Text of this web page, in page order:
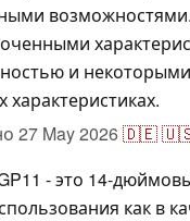
и некоторыми
27 May 2026🇩🇪
- это 14-
как в